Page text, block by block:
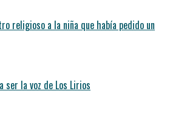
religioso a la niña que había pedido un
ser la voz de Los Lirios